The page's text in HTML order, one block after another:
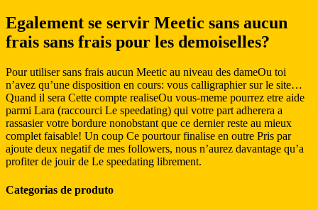
Egalement se servir Meetic sans aucun
frais sans frais pour les demoiselles?
Pour utiliser sans frais aucun Meetic au niveau des dameOu toi
n’avez qu’une disposition en cours: vous calligraphier sur le site…
Quand il sera Cette compte realiseOu vous-meme pourrez etre aide
parmi Lara (raccourci Le speedating) qui votre part adherera a
rassasier votre bordure nonobstant que ce dernier reste au mieux
complet faisable! Un coup Ce pourtour finalise en outre Pris par
ajoute deux negatif de mes followers, nous n’aurez davantage qu’a
profiter de jouir de Le speedating librement.
Categorias de produto